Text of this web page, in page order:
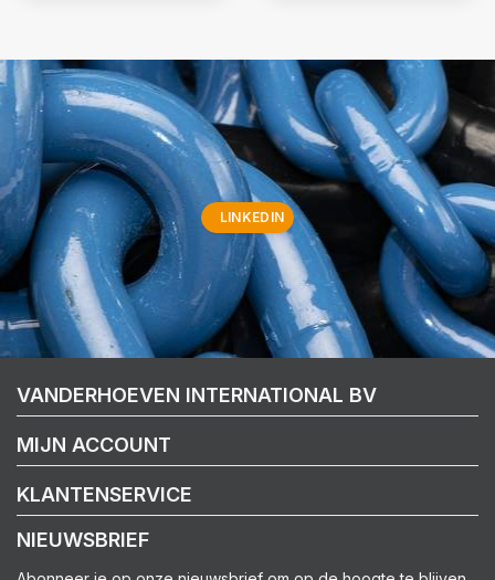
LINKEDIN
VANDERHOEVEN INTERNATIONAL BV
MIJN ACCOUNT
KLANTENSERVICE
NIEUWSBRIEF